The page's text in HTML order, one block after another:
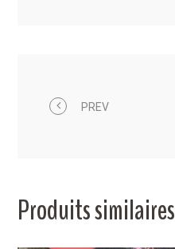
PREV
Produits similaires